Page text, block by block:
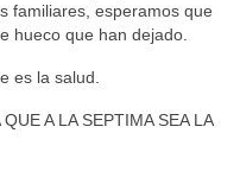
familiares, esperamos que
hueco que han dejado.
es la salud.
A LA SEPTIMA SEA LA